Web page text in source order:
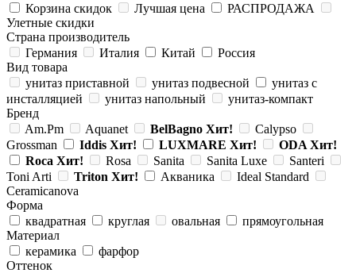
Корзина скидок
Лучшая цена
РАСПРОДАЖА
Улетные скидки
Страна производитель
Германия
Италия Китай
Россия
Вид товара
унитаз приставной
унитаз подвесной
унитаз с
инсталляцией
унитаз напольный
унитаз-компакт
Бренд
Am.Pm
Aquanet BelBagno Хит!
Calypso
Grossman
Iddis Хит! LUXMARE Хит! ODA Хит!
Roca Хит! Rosa Sanita Sanita Luxe
Santeri
Toni Arti
Triton Хит! Акваника
Ideal Standard
Ceramicanova
Форма
квадратная
круглая овальная
прямоугольная
Материал
керамика
фарфор
Оттенок